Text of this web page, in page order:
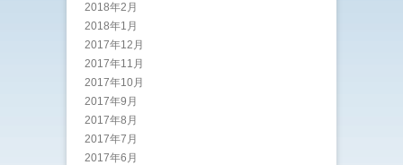
2018年2月
2018年1月
2017年12月
2017年11月
2017年10月
2017年9月
2017年8月
2017年7月
2017年6月